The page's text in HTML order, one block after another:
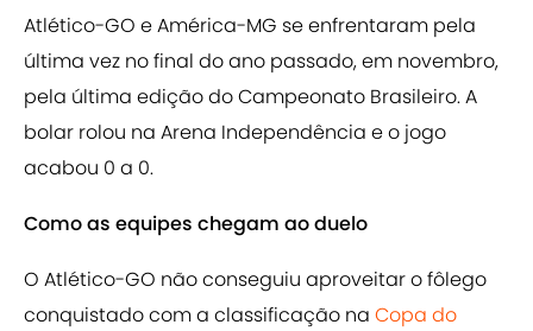
Atlético-GO e América-MG se enfrentaram pela
última vez no final do ano passado, em novembro,
pela última edição do Campeonato Brasileiro. A
bolar rolou na Arena Independência e o jogo
acabou 0 a 0.
Como as equipes chegam ao duelo
O Atlético-GO não conseguiu aproveitar o fôlego
conquistado com a classificação na Copa do